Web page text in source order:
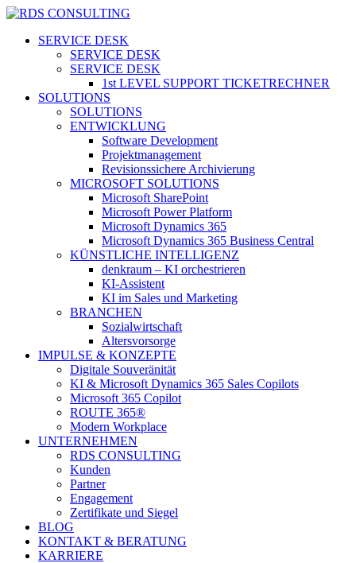
Skip
main
search
Menu
SERVICE DESK
SERVICE DESK
SERVICE DESK
1st LEVEL SUPPORT TICKETRECHNER
SOLUTIONS
SOLUTIONS
ENTWICKLUNG
Software Development
Projektmanagement
Revisionssichere Archivierung
MICROSOFT SOLUTIONS
Microsoft SharePoint
Microsoft Power Platform
Microsoft Dynamics 365
Microsoft Dynamics 365 Business Central
KÜNSTLICHE INTELLIGENZ
denkraum – KI orchestrieren
KI-Assistent
KI im Sales und Marketing
BRANCHEN
Sozialwirtschaft
Altersvorsorge
IMPULSE & KONZEPTE
Digitale Souveränität
KI & Microsoft Dynamics 365 Sales Copilots
Microsoft 365 Copilot
ROUTE 365®
Modern Workplace
UNTERNEHMEN
RDS CONSULTING
Kunden
Partner
Engagement
Zertifikate und Siegel
BLOG
KONTAKT & BERATUNG
KARRIERE